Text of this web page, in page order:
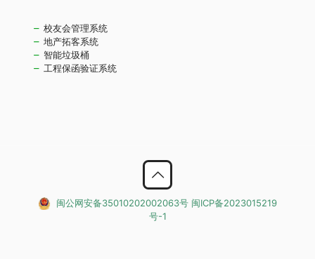
校友会管理系统
地产拓客系统
智能垃圾桶
工程保函验证系统
闽公网安备35010202002063号 闽ICP备2023015219
号-1